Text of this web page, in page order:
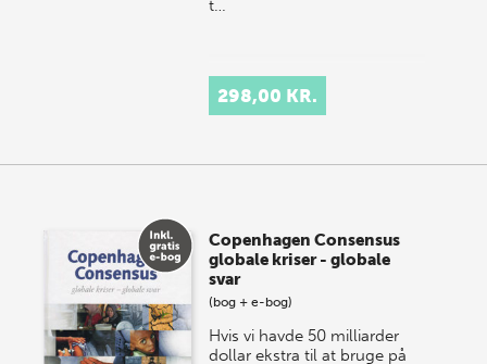
t…
298,00 KR.
Copenhagen Consensus
globale kriser - globale
svar
(bog + e-bog)
Hvis vi havde 50 milliarder
dollar ekstra til at bruge på